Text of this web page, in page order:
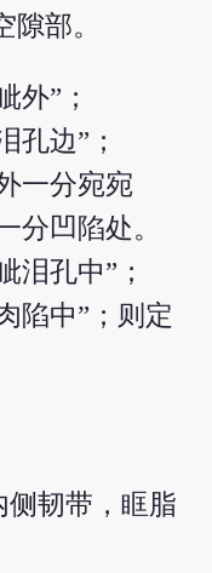
部。
外”；
孔边”；
一分宛宛
分凹陷处。
泪孔中”；
陷中”；则定
侧韧带，眶脂